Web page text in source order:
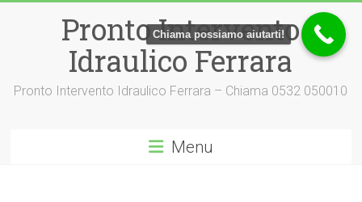
Pronto Intervento
Idraulico Ferrara
Pronto Intervento Idraulico Ferrara – Chiama 0532 050010
Menu
Chiama possiamo aiutarti!